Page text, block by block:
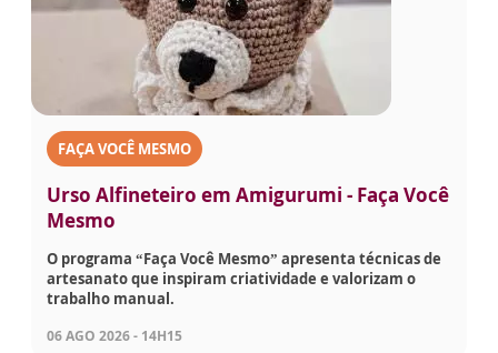
FAÇA VOCÊ MESMO
Urso Alfineteiro em Amigurumi - Faça Você
Mesmo
O programa “Faça Você Mesmo” apresenta técnicas de
artesanato que inspiram criatividade e valorizam o
trabalho manual.
06 AGO 2026 - 14H15